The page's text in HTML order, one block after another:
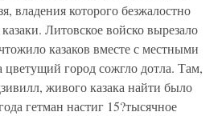
владения которого безжалостно
Литовское войско вырезало
казаков вместе с местными
город сожгло дотла. Там,
живого казака найти было
гетман настиг 15?тысячное